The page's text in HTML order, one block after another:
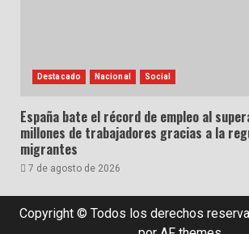
Destacado Nacional Social
España bate el récord de empleo al
millones de trabajadores gracias a la
migrantes
7 de agosto de 2026
Copyright © Todos los derechos